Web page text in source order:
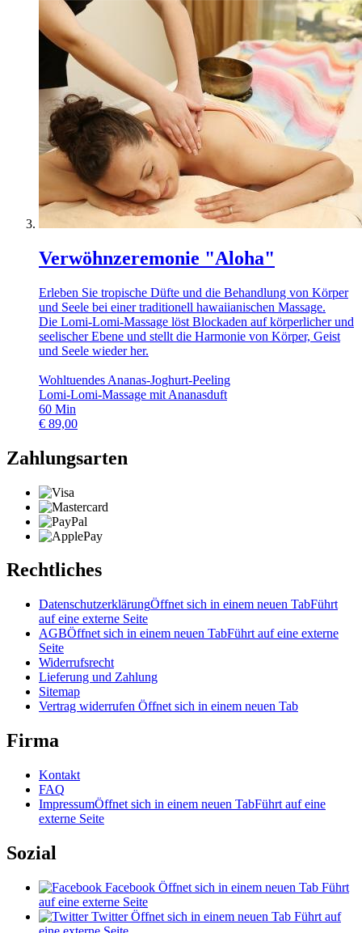
Verwöhnzeremonie "Aloha"
Erleben Sie tropische Düfte und die Behandlung von Körper
und Seele bei einer traditionell hawaiianischen Massage.
Die Lomi-Lomi-Massage löst Blockaden auf körperlicher und
seelischer Ebene und stellt die Harmonie von Körper, Geist
und Seele wieder her.
Wohltuendes Ananas-Joghurt-Peeling
Lomi-Lomi-Massage mit Ananasduft
60 Min
€ 89,00
Zahlungsarten
Rechtliches
DatenschutzerklärungÖffnet sich in einem neuen TabFührt
auf eine externe Seite
AGBÖffnet sich in einem neuen TabFührt auf eine externe
Seite
Widerrufsrecht
Lieferung und Zahlung
Sitemap
Vertrag widerrufen Öffnet sich in einem neuen Tab
Firma
Kontakt
FAQ
ImpressumÖffnet sich in einem neuen TabFührt auf eine
externe Seite
Sozial
Facebook Öffnet sich in einem neuen Tab Führt
auf eine externe Seite
Twitter Öffnet sich in einem neuen Tab Führt auf